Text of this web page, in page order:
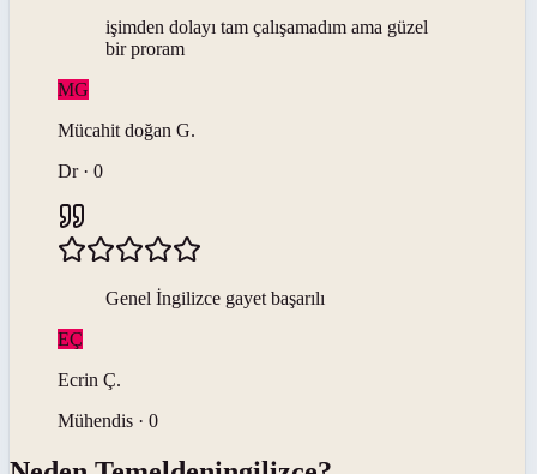
işimden dolayı tam çalışamadım ama güzel
bir proram
MG
Mücahit doğan G.
Dr · 0
Genel İngilizce gayet başarılı
EÇ
Ecrin Ç.
Mühendis · 0